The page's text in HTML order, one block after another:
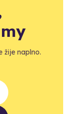
žije naplno.